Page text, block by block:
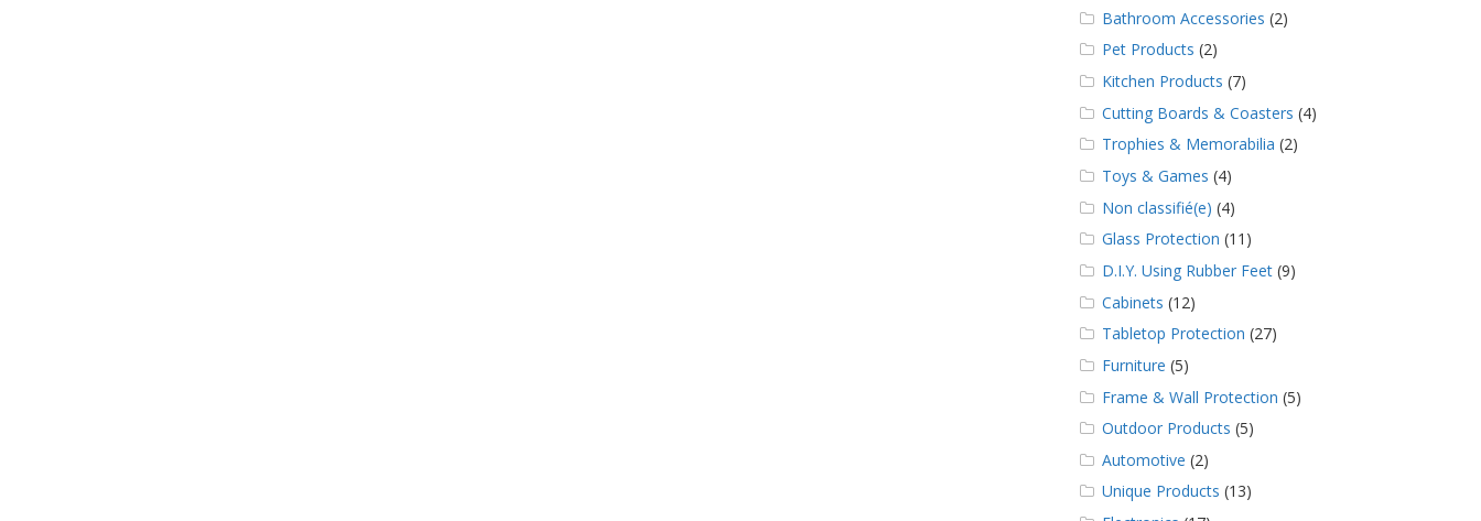
Bathroom Accessories (2)
Pet Products (2)
Kitchen Products (7)
Cutting Boards & Coasters (4)
Trophies & Memorabilia (2)
Toys & Games (4)
Non classifié(e) (4)
Glass Protection (11)
D.I.Y. Using Rubber Feet(9)
Cabinets (12)
Tabletop Protection (27)
Furniture (5)
Frame & Wall Protection (5)
Outdoor Products (5)
Automotive (2)
Unique Products (13)